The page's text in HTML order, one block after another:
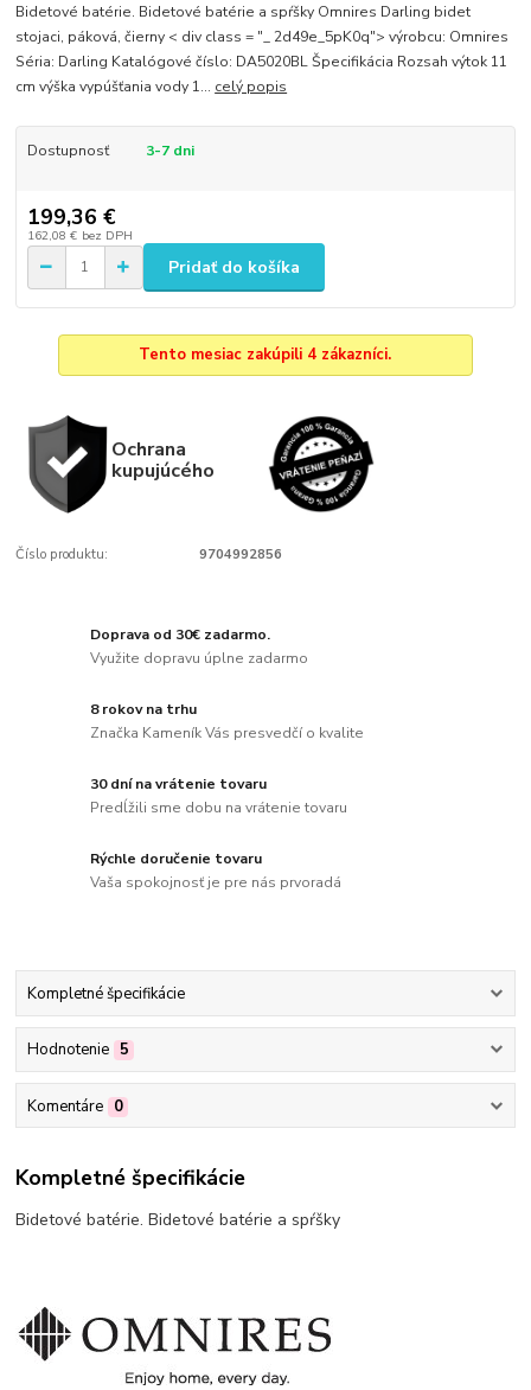
Bidetové batérie. Bidetové batérie a spŕšky Omnires Darling bidet
stojaci, páková, čierny < div class = "_ 2d49e_5pK0q"> výrobcu: Omnires
Séria: Darling Katalógové číslo: DA5020BL Špecifikácia Rozsah výtok 11
cm výška vypúšťania vody 1... celý popis
Dostupnosť 3-7 dni
199,36 €
162,08 € bez DPH
Pridať do košíka
Tento mesiac zakúpili 4 zákazníci.
Ochrana
kupujúcého
Číslo produktu: 9704992856
Doprava od 30€ zadarmo.
Využite dopravu úplne zadarmo
8 rokov na trhu
Značka Kameník Vás presvedčí o kvalite
30 dní na vrátenie tovaru
Predĺžili sme dobu na vrátenie tovaru
Rýchle doručenie tovaru
Vaša spokojnosť je pre nás prvoradá
Kompletné špecifikácie
Hodnotenie 5
Komentáre 0
Kompletné špecifikácie
Bidetové batérie. Bidetové batérie a spŕšky